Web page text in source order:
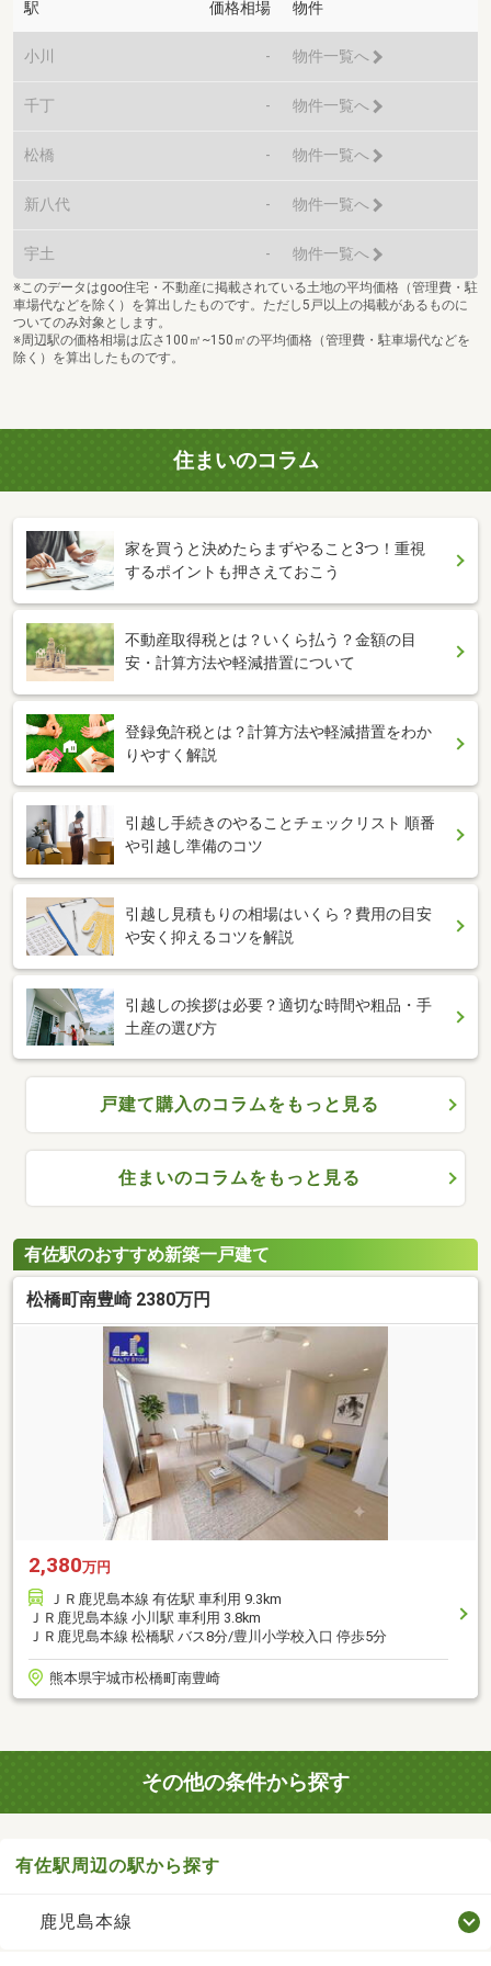
駅 価格相場 物件
小川 - 物件一覧へ
千丁 - 物件一覧へ
松橋 - 物件一覧へ
新八代 - 物件一覧へ
宇土 - 物件一覧へ
※このデータはgoo住宅・不動産に掲載されている土地の平均価格（管理費・駐
車場代などを除く）を算出したものです。ただし5戸以上の掲載があるものに
ついてのみ対象とします。
※周辺駅の価格相場は広さ100㎡~150㎡の平均価格（管理費・駐車場代などを
除く）を算出したものです。
住まいのコラム
家を買うと決めたらまずやること3つ！重視
するポイントも押さえておこう
不動産取得税とは？いくら払う？金額の目
安・計算方法や軽減措置について
登録免許税とは？計算方法や軽減措置をわか
りやすく解説
引越し手続きのやることチェックリスト 順番
や引越し準備のコツ
引越し見積もりの相場はいくら？費用の目安
や安く抑えるコツを解説
引越しの挨拶は必要？適切な時間や粗品・手
土産の選び方
戸建て購入のコラムをもっと見る
住まいのコラムをもっと見る
有佐駅のおすすめ新築一戸建て
松橋町南豊崎 2380万円
2,380万円
ＪＲ鹿児島本線 有佐駅 車利用 9.3km
ＪＲ鹿児島本線 小川駅 車利用 3.8km
ＪＲ鹿児島本線 松橋駅 バス8分/豊川小学校入口 停歩5分
熊本県宇城市松橋町南豊崎
その他の条件から探す
有佐駅周辺の駅から探す
鹿児島本線